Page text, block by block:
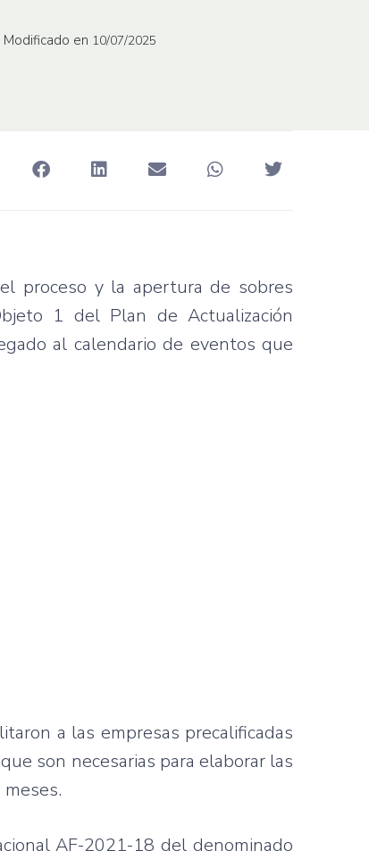
Modificado en 10/07/2025
proceso y la apertura de sobres
1 del Plan de Actualización
al calendario de eventos que
a las empresas precalificadas
son necesarias para elaborar las
AF-2021-18 del denominado